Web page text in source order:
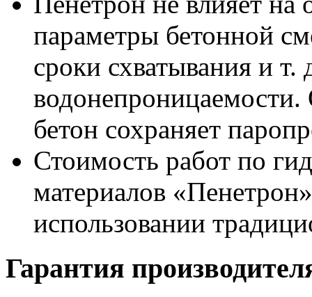
параметры бетонной
сроки схватывания и
бетон сохраняет
Стоимость работ по
материалов
использовании
Гарантия